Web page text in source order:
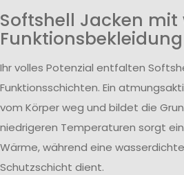
Softshell Jacken mit
Ihr volles Potenzial entfalten
Funktionsschichten. Ein
vom Körper weg und bildet die
niedrigeren Temperaturen sorgt
Wärme, während eine
Schutzschicht dient.